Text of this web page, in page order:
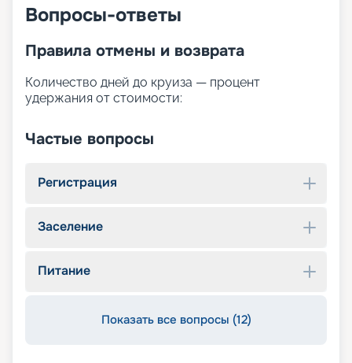
Вопросы-ответы
Правила отмены и возврата
Количество дней до круиза — процент
удержания от стоимости:
Частые вопросы
Регистрация
Заселение
Питание
Показать все вопросы (12)